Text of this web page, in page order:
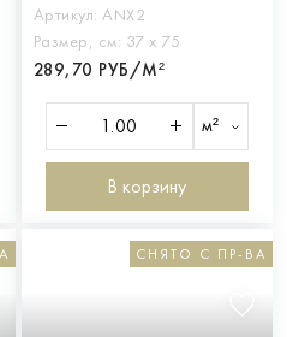
Артикул: ANX2
Размер, см: 37 х 75
289,70 РУБ/М²
м²
В корзину
СНЯТО С ПР-ВА